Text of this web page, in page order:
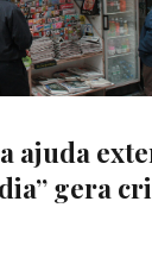
ajuda
gera